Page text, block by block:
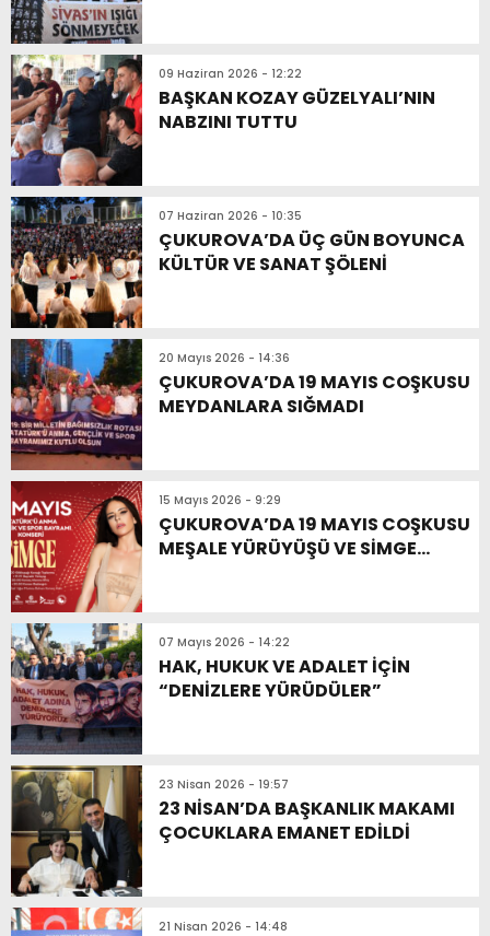
09 Haziran 2026 - 12:22
BAŞKAN KOZAY GÜZELYALI’NIN
NABZINI TUTTU
07 Haziran 2026 - 10:35
ÇUKUROVA’DA ÜÇ GÜN BOYUNCA
KÜLTÜR VE SANAT ŞÖLENİ
20 Mayıs 2026 - 14:36
ÇUKUROVA’DA 19 MAYIS COŞKUSU
MEYDANLARA SIĞMADI
15 Mayıs 2026 - 9:29
ÇUKUROVA’DA 19 MAYIS COŞKUSU
MEŞALE YÜRÜYÜŞÜ VE SİMGE
07 Mayıs 2026 - 14:22
HAK, HUKUK VE ADALET İÇİN
“DENİZLERE YÜRÜDÜLER”
23 Nisan 2026 - 19:57
23 NİSAN’DA BAŞKANLIK MAKAMI
ÇOCUKLARA EMANET EDİLDİ
21 Nisan 2026 - 14:48